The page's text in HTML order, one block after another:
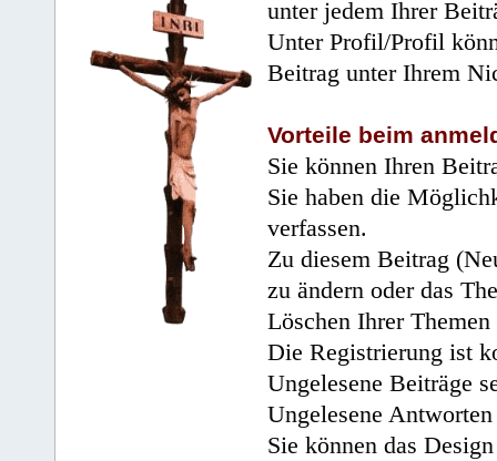
unter jedem Ihrer
Unter Profil/Profil
Beitrag unter Ihrem
Vorteile beim
Sie können Ihren
Sie haben die
verfassen.
Zu diesem Beitrag
zu ändern oder das
Löschen Ihrer
Die Registrierung ist
Ungelesene Beiträge
Ungelesene
Sie können das